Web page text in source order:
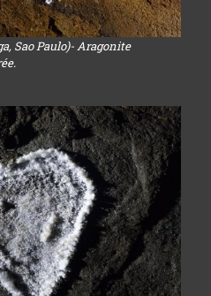
Sao Paulo)- Aragonite